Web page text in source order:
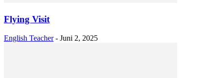
Flying Visit
English Teacher - Juni 2, 2025